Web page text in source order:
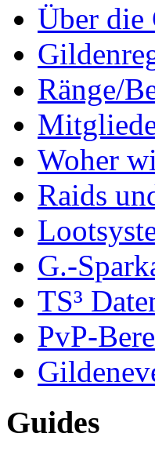
Über
Ränge/
Woher
Raids
G.-
TS³
PvP-
Guides